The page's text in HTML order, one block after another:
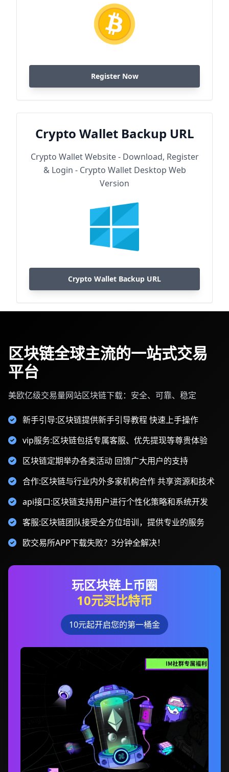
Register Now
Crypto Wallet Backup URL
Crypto Wallet Website - Download, Register
& Login - Crypto Wallet Desktop Web
Version
Crypto Wallet Backup URL
区块链全球主流的一站式交易
平台
美欧亿级交易量网站区块链下载：安全、可靠、稳定
新手引导:区块链提供新手引导教程 快速上手操作
vip服务:区块链包括专属客服、优先提现等尊贵体验
区块链定期举办各类活动 回馈广大用户的支持
合作:区块链与行业内外多家机构合作 共享资源和技术
api接口:区块链支持用户进行个性化策略和系统开发
客服:区块链团队接受全方位培训，提供专业的服务
欧交易所APP下载失败？3分钟全解决！
玩区块链上币圈
10元买比特币
10元起开启您的第一桶金